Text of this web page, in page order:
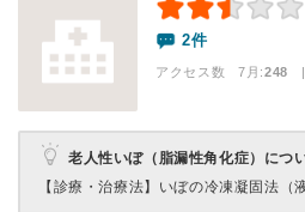
2件
アクセス数 7月:248 |
老人性いぼ（脂漏性角化症）につ
【診療・治療法】 いぼの冷凍凝固法（